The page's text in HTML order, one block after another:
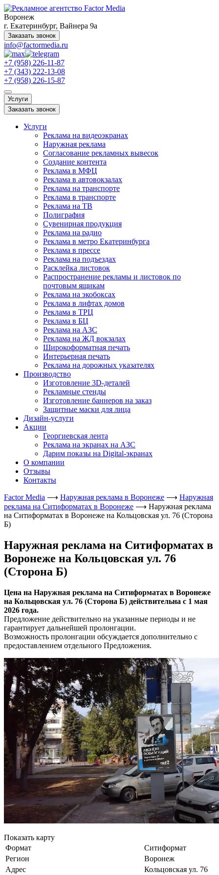
Воронеж
г. Екатеринбург, Вайнера 9а
Заказать звонок
info@factormedia.ru
+7 (958) 226-11-87
+7 (343) 222-13-08
+7 (958) 226-15-87
Услуги
Заказать звонок
Услуги
Реклама на видеоэкранах
Наружная реклама
Согласование рекламных вывесок
Создание контента
Реклама в МФЦ
Реклама в автовокзалах
Реклама на транспорте
Реклама в транспорте
Реклама на ТВ
Полиграфия
Сувенирная продукция
Реклама на радио
Реклама в метро Екатеринбурга
Реклама в прессе
Реклама на подъездах
Расклейка листовок
Распространение рекламы и листовок по
почтовым ящикам
Реклама на экобоксах
Реклама в лифтах домов
Реклама в ТРЦ
Реклама в БЦ
Реклама на АЗС
Реклама на ЖД вокзалах
Широкоформатная печать
Интерьерная печать
Реклама на дорожных указателях
Производство
Изготовление 3D-деталей
Рекламные стенды
Изготовление баннеров на заказ
Защитные маски для лица
Дизайн-услуги
Акции
Георгиевская лента
Реклама на экранах на АЗС
Дарим показы на Digital-экранах
О компании
Отзывы
Контакты
Factor Media ⟶ Наружная реклама в Воронеже ⟶ Наружная
реклама на Ситиформатах в Воронеже ⟶ Наружная реклама
на Ситиформатах в Воронеже на Кольцовская ул. 76 (Сторона
Б)
Наружная реклама на Ситиформатах в
Воронеже на Кольцовская ул. 76
(Сторона Б)
Цена на Наружная реклама на Ситиформатах в Воронеже
на Кольцовская ул. 76 (Сторона Б) действительна с 1 мая
2026 года.
Предложение действительно на указанные периоды и не
гарантирует дальнейшей пролонгации.
Возможность пролонгации обсуждается дополнительно с
предоставлением отдельного Предложения.
Показать карту
Формат
Ситиформат
Регион
Воронеж
Адрес
Кольцовская ул. 76